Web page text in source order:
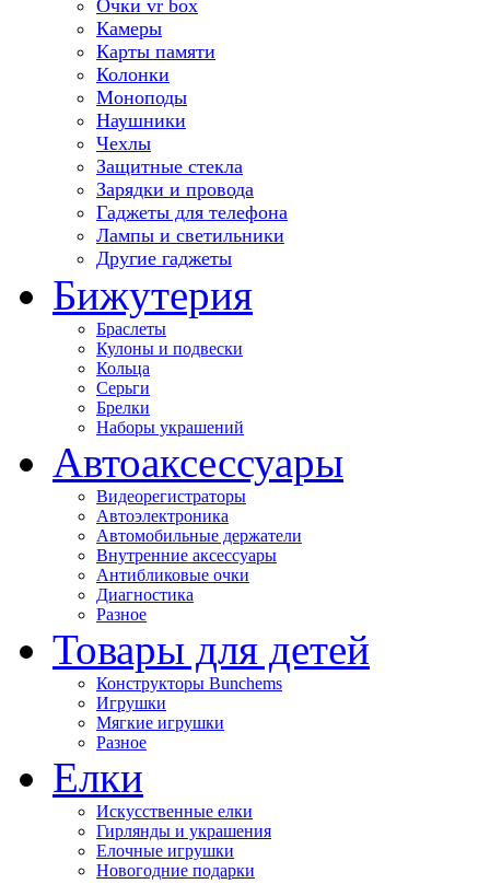
Очки vr box
Камеры
Карты памяти
Колонки
Моноподы
Наушники
Чехлы
Защитные стекла
Зарядки и провода
Гаджеты для телефона
Лампы и светильники
Другие гаджеты
Бижутерия
Браслеты
Кулоны и подвески
Кольца
Серьги
Брелки
Наборы украшений
Автоаксессуары
Видеорегистраторы
Автоэлектроника
Автомобильные держатели
Внутренние аксессуары
Антибликовые очки
Диагностика
Разное
Товары для детей
Конструкторы Bunchems
Игрушки
Мягкие игрушки
Разное
Елки
Искусственные елки
Гирлянды и украшения
Елочные игрушки
Новогодние подарки